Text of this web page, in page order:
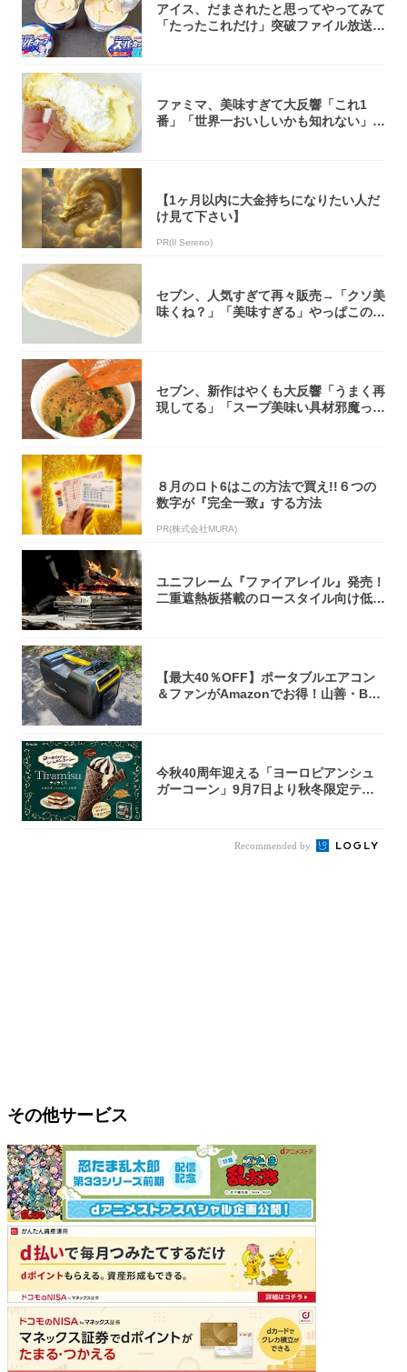
アイス、だまされたと思ってやってみて
「たったこれだけ」突破ファイル放送で
ファミマ、美味すぎて大反響「これ1
番」「世界一おいしいかも知れない」
【1ヶ月以内に大金持ちになりたい人だ
け見て下さい】
PR(Il Sereno)
セブン、人気すぎて再々販売→「クソ美
味くね？」「美味すぎる」やっぱこのク
セブン、新作はやくも大反響「うまく再
現してる」「スープ美味い具材邪魔って
８月のロト6はこの方法で買え!!６つの
数字が『完全一致』する方法
PR(株式会社MURA)
ユニフレーム『ファイアレイル』発売！
二重遮熱板搭載のロースタイル向け低型
【最大40％OFF】ポータブルエアコン
＆ファンがAmazonでお得！山善・Bo
今秋40周年迎える「ヨーロピアンシュ
ガーコーン」9月7日より秋冬限定ティ
Recommended by
その他サービス